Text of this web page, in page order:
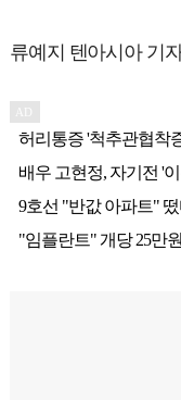
류예지 텐아시아 기